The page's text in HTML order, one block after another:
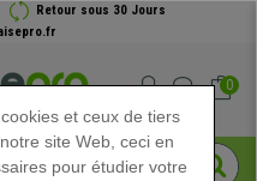
Retour sous 30 Jours
0
et ceux de tiers
site Web, ceci en
pour étudier votre